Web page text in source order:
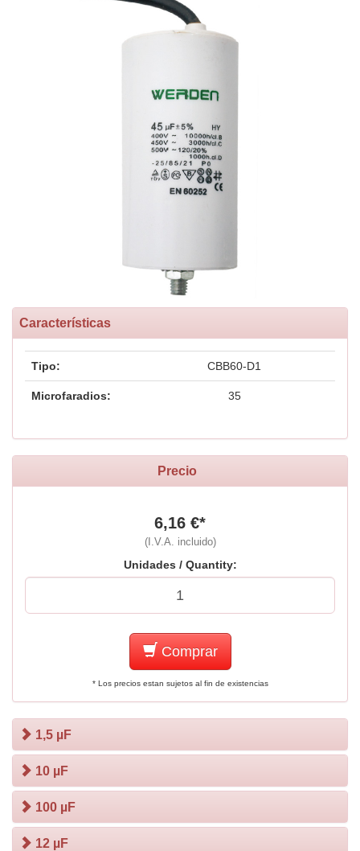
Características
Tipo: CBB60-D1
Microfaradios: 35
Precio
6,16 €*
(I.V.A. incluido)
Unidades / Quantity:
Comprar
* Los precios estan sujetos al fin de existencias
1,5 µF
10 µF
100 µF
12 µF